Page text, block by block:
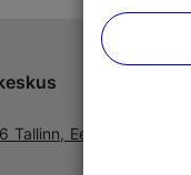
Tallinn, Eesti